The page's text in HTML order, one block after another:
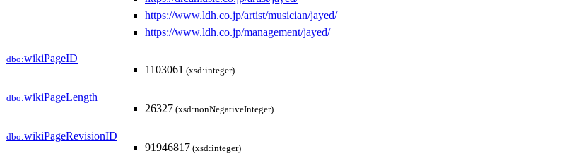
https://www.ldh.co.jp/artist/musician/jayed/
https://www.ldh.co.jp/management/jayed/
dbo:wikiPageID
1103061 (xsd:integer)
dbo:wikiPageLength
26327 (xsd:nonNegativeInteger)
dbo:wikiPageRevisionID
91946817 (xsd:integer)